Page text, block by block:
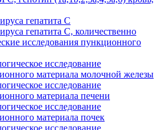
гепатита C
гепатита C, количественно
исследования пункционного
исследование
материала молочной железы
исследование
материала печени
исследование
материала почек
исследование